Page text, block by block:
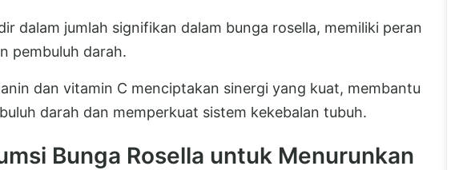
dalam jumlah signifikan dalam bunga rosella, memiliki peran
pembuluh darah.
dan vitamin C menciptakan sinergi yang kuat, membantu
darah dan memperkuat sistem kekebalan tubuh.
Bunga Rosella untuk Menurunkan